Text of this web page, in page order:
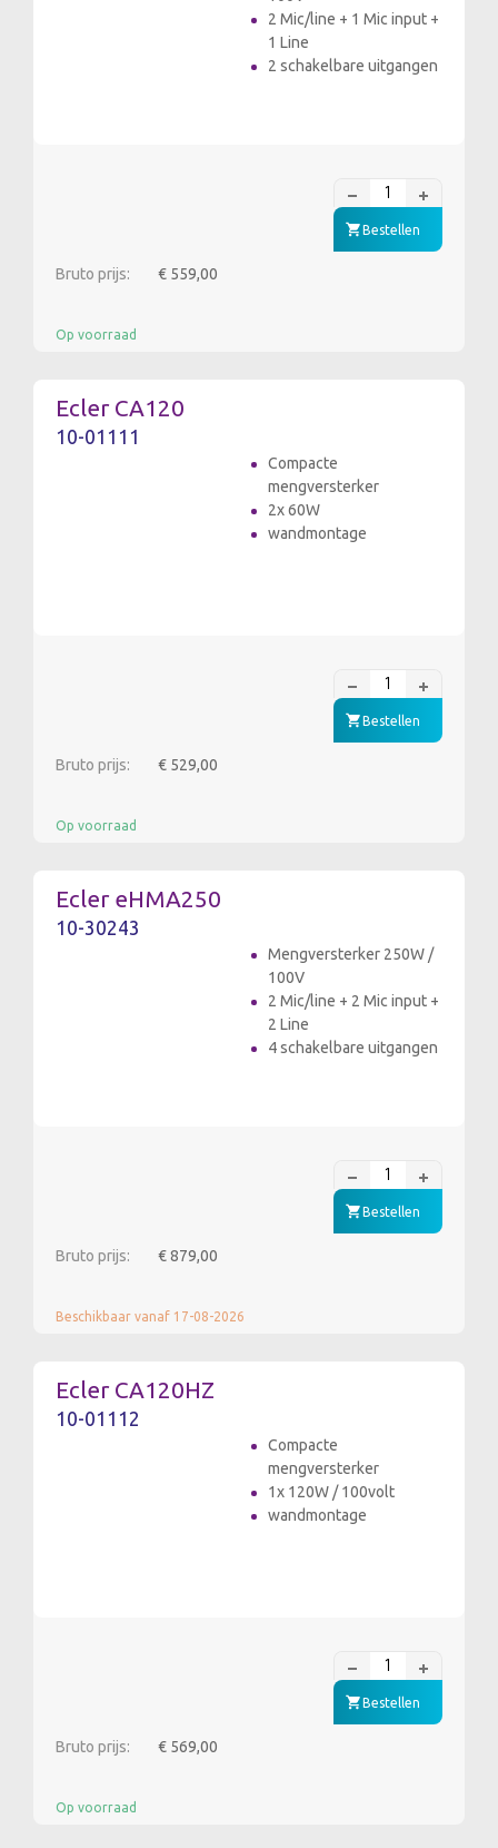
2 Mic/line + 1 Mic input +
1 Line
2 schakelbare uitgangen
Bestellen
Bruto prijs: € 559,00
Op voorraad
Ecler CA120
10-01111
Compacte
mengversterker
2x 60W
wandmontage
Bestellen
Bruto prijs: € 529,00
Op voorraad
Ecler eHMA250
10-30243
Mengversterker 250W /
100V
2 Mic/line + 2 Mic input +
2 Line
4 schakelbare uitgangen
Bestellen
Bruto prijs: € 879,00
Beschikbaar vanaf 17-08-2026
Ecler CA120HZ
10-01112
Compacte
mengversterker
1x 120W / 100volt
wandmontage
Bestellen
Bruto prijs: € 569,00
Op voorraad